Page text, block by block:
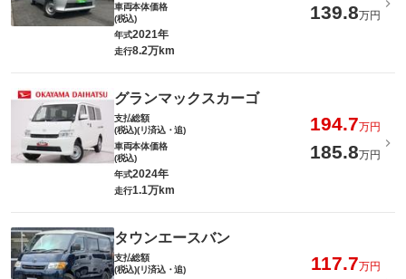
車両本体価格
(税込)
139.8万円
年式2021年
走行8.2万km
グランマックスカーゴ
支払総額
(税込)(リ済込・追)
194.7万円
車両本体価格
(税込)
185.8万円
年式2024年
走行1.1万km
タウンエースバン
支払総額
(税込)(リ済込・追)
117.7万円